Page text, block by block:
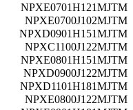
NPXE0701H121MJTM
NPXE0700J102MJTM
NPXD0901H151MJTM
NPXC1100J122MJTM
NPXE0801H151MJTM
NPXD0900J122MJTM
NPXD1101H181MJTM
NPXE0800J122MJTM